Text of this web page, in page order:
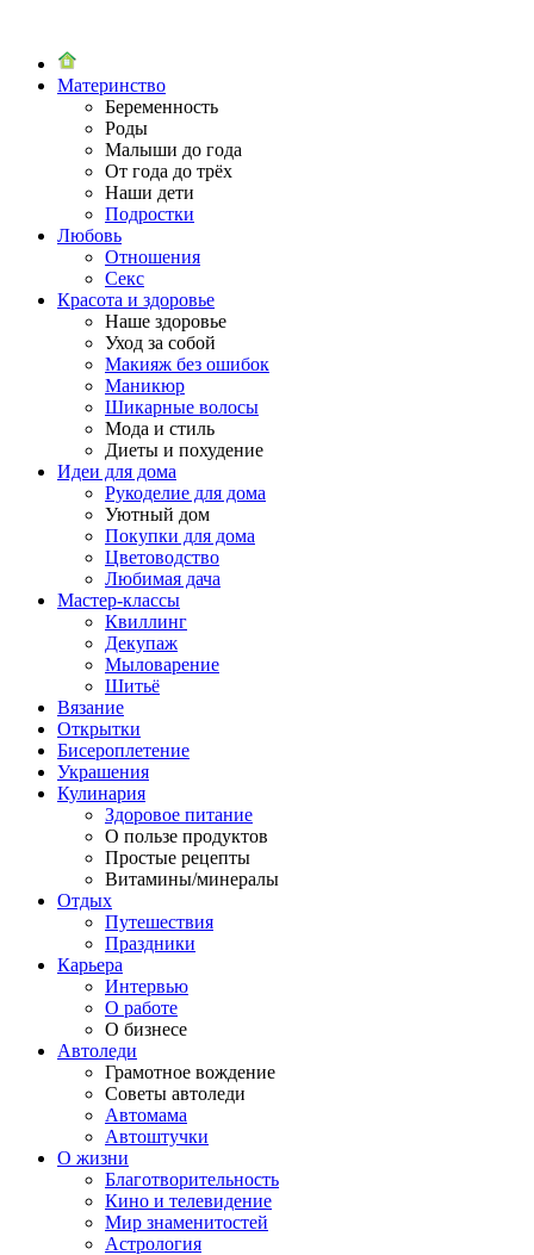
Материнство
Беременность
Роды
Малыши до года
От года до трёх
Наши дети
Подростки
Любовь
Отношения
Секс
Красота и здоровье
Наше здоровье
Уход за собой
Макияж без ошибок
Маникюр
Шикарные волосы
Мода и стиль
Диеты и похудение
Идеи для дома
Рукоделие для дома
Уютный дом
Покупки для дома
Цветоводство
Любимая дача
Мастер-классы
Квиллинг
Декупаж
Мыловарение
Шитьё
Вязание
Открытки
Бисероплетение
Украшения
Кулинария
Здоровое питание
О пользе продуктов
Простые рецепты
Витамины/минералы
Отдых
Путешествия
Праздники
Карьера
Интервью
О работе
О бизнесе
Автоледи
Грамотное вождение
Советы автоледи
Автомама
Автоштучки
О жизни
Благотворительность
Кино и телевидение
Мир знаменитостей
Астрология